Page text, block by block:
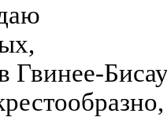
Гвинее-